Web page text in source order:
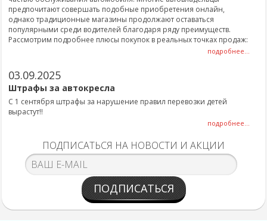
предпочитают совершать подобные приобретения онлайн,
однако традиционные магазины продолжают оставаться
популярными среди водителей благодаря ряду преимуществ.
Рассмотрим подробнее плюсы покупок в реальных точках продаж:
подробнее...
03.09.2025
Штрафы за автокресла
С 1 сентября штрафы за нарушение правил перевозки детей
вырастут!!
подробнее...
ПОДПИСАТЬСЯ НА НОВОСТИ И АКЦИИ
ПОДПИСАТЬСЯ